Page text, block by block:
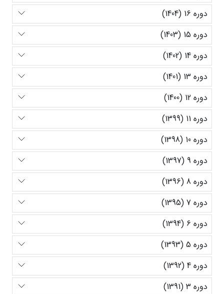
دوره 16 (1404)
دوره 15 (1403)
دوره 14 (1402)
دوره 13 (1401)
دوره 12 (1400)
دوره 11 (1399)
دوره 10 (1398)
دوره 9 (1397)
دوره 8 (1396)
دوره 7 (1395)
دوره 6 (1394)
دوره 5 (1393)
دوره 4 (1392)
دوره 3 (1391)